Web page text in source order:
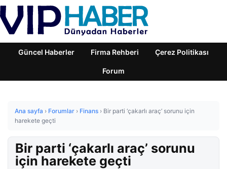
Güncel Haberler Firma Rehberi Çerez Politikası
Forum
Ana sayfa › Forumlar › Finans › Bir parti ‘çakarlı araç’ sorunu için
harekete geçti
Bir parti ‘çakarlı araç’ sorunu
için harekete geçti